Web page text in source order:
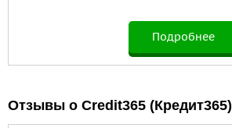
Подробнее
Отзывы о Credit365 (Кредит365)